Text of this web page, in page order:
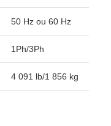
50 Hz ou 60 Hz
1Ph/3Ph
4 091 lb/1 856 kg